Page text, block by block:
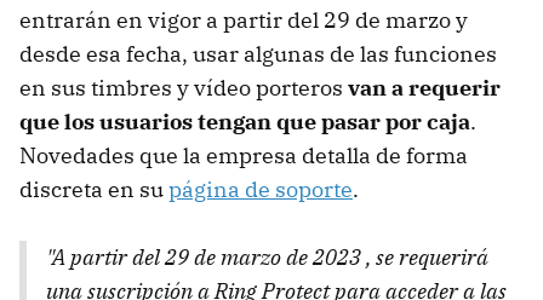
entrarán en vigor a partir del 29 de marzo y
desde esa fecha, usar algunas de las funciones
en sus timbres y vídeo porteros van a requerir
que los usuarios tengan que pasar por caja.
Novedades que la empresa detalla de forma
discreta en supágina de soporte.
"A partir del 29 de marzo de 2023 , se requerirá
una suscripción a Ring Protect para acceder a las